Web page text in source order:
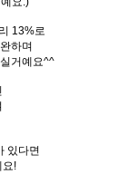
13%로
하며
거예요^^
있다면
요!